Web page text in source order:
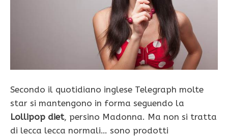
Secondo il quotidiano inglese Telegraph molte
star si mantengono in forma seguendo la
Lollipop diet, persino Madonna. Ma non si tratta
di lecca lecca normali… sono prodotti